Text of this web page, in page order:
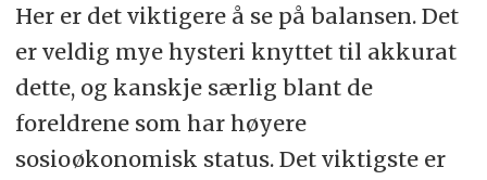
Her er det viktigere å se på balansen. Det
er veldig mye hysteri knyttet til akkurat
dette, og kanskje særlig blant de
foreldrene som har høyere
sosioøkonomisk status. Det viktigste er